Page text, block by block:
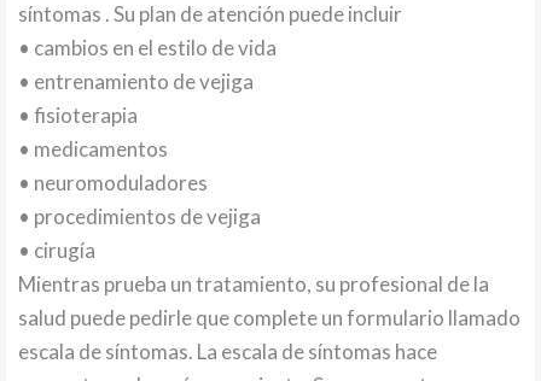
síntomas . Su plan de atención puede incluir
• cambios en el estilo de vida
• entrenamiento de vejiga
• fisioterapia
• medicamentos
• neuromoduladores
• procedimientos de vejiga
• cirugía
Mientras prueba un tratamiento, su profesional de la
salud puede pedirle que complete un formulario llamado
escala de síntomas. La escala de síntomas hace